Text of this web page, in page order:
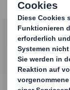
Wie bist du
Ausland zu